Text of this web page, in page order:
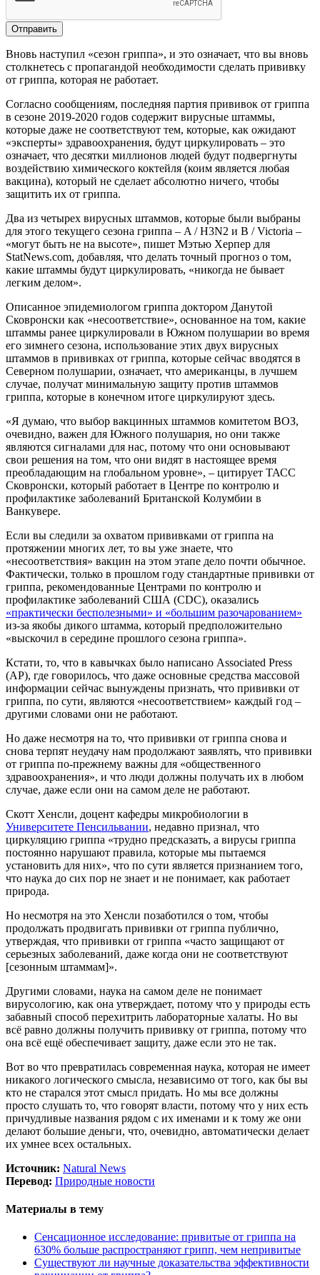
Вновь наступил «сезон гриппа», и это означает, что вы вновь
столкнетесь с пропагандой необходимости сделать прививку
от гриппа, которая не работает.
Согласно сообщениям, последняя партия прививок от гриппа
в сезоне 2019-2020 годов содержит вирусные штаммы,
которые даже не соответствуют тем, которые, как ожидают
«эксперты» здравоохранения, будут циркулировать – это
означает, что десятки миллионов людей будут подвергнуты
воздействию химического коктейля (коим является любая
вакцина), который не сделает абсолютно ничего, чтобы
защитить их от гриппа.
Два из четырех вирусных штаммов, которые были выбраны
для этого текущего сезона гриппа – A / H3N2 и B / Victoria –
«могут быть не на высоте», пишет Мэтью Херпер для
StatNews.com, добавляя, что делать точный прогноз о том,
какие штаммы будут циркулировать, «никогда не бывает
легким делом».
Описанное эпидемиологом гриппа доктором Данутой
Сковронски как «несоответствие», основанное на том, какие
штаммы ранее циркулировали в Южном полушарии во время
его зимнего сезона, использование этих двух вирусных
штаммов в прививках от гриппа, которые сейчас вводятся в
Северном полушарии, означает, что американцы, в лучшем
случае, получат минимальную защиту против штаммов
гриппа, которые в конечном итоге циркулируют здесь.
«Я думаю, что выбор вакцинных штаммов комитетом ВОЗ,
очевидно, важен для Южного полушария, но они также
являются сигналами для нас, потому что они основывают
свои решения на том, что они видят в настоящее время
преобладающим на глобальном уровне», – цитирует ТАСС
Сковронски, который работает в Центре по контролю и
профилактике заболеваний Британской Колумбии в
Ванкувере.
Если вы следили за охватом прививками от гриппа на
протяжении многих лет, то вы уже знаете, что
«несоответствия» вакцин на этом этапе дело почти обычное.
Фактически, только в прошлом году стандартные прививки от
гриппа, рекомендованные Центрами по контролю и
профилактике заболеваний США (CDC), оказались
«практически бесполезными» и «большим разочарованием»
из-за якобы дикого штамма, который предположительно
«выскочил в середине прошлого сезона гриппа».
Кстати, то, что в кавычках было написано Associated Press
(AP), где говорилось, что даже основные средства массовой
информации сейчас вынуждены признать, что прививки от
гриппа, по сути, являются «несоответствием» каждый год –
другими словами они не работают.
Но даже несмотря на то, что прививки от гриппа снова и
снова терпят неудачу нам продолжают заявлять, что прививки
от гриппа по-прежнему важны для «общественного
здравоохранения», и что люди должны получать их в любом
случае, даже если они на самом деле не работают.
Скотт Хенсли, доцент кафедры микробиологии в
Университете Пенсильвании, недавно признал, что
циркуляцию гриппа «трудно предсказать, а вирусы гриппа
постоянно нарушают правила, которые мы пытаемся
установить для них», что по сути является признанием того,
что наука до сих пор не знает и не понимает, как работает
природа.
Но несмотря на это Хенсли позаботился о том, чтобы
продолжать продвигать прививки от гриппа публично,
утверждая, что прививки от гриппа «часто защищают от
серьезных заболеваний, даже когда они не соответствуют
[сезонным штаммам]».
Другими словами, наука на самом деле не понимает
вирусологию, как она утверждает, потому что у природы есть
забавный способ перехитрить лабораторные халаты. Но вы
всё равно должны получить прививку от гриппа, потому что
она всё ещё обеспечивает защиту, даже если это не так.
Вот во что превратилась современная наука, которая не имеет
никакого логического смысла, независимо от того, как бы вы
кто не старался этот смысл придать. Но мы все должны
просто слушать то, что говорят власти, потому что у них есть
причудливые названия рядом с их именами и к тому же они
делают большие деньги, что, очевидно, автоматически делает
их умнее всех остальных.
Источник: Natural News
Перевод: Природные новости
Материалы в тему
Сенсационное исследование: привитые от гриппа на
630% больше распространяют грипп, чем непривитые
Существуют ли научные доказательства эффективности